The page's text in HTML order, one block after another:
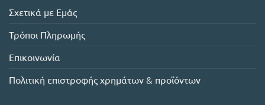
Σχετικά με Εμάς
Τρόποι Πληρωμής
Επικοινωνία
Πολιτική επιστροφής χρημάτων & προϊόντων